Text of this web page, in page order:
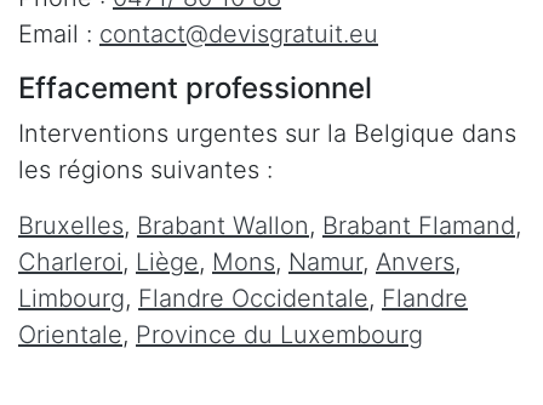
Email : contact@devisgratuit.eu
Effacement professionnel
Interventions urgentes sur la Belgique dans
les régions suivantes :
Bruxelles, Brabant Wallon, Brabant Flamand,
Charleroi, Liège, Mons, Namur, Anvers,
Limbourg, Flandre Occidentale, Flandre
Orientale, Province du Luxembourg